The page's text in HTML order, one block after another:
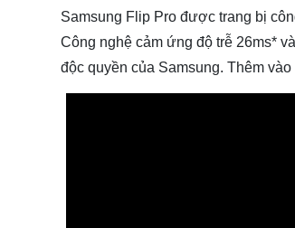
Samsung Flip Pro được trang bị
Công nghệ cảm ứng độ trễ 26ms*
độc quyền của Samsung. Thêm